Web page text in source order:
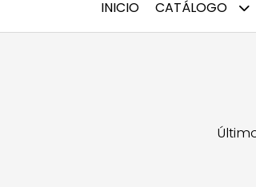
INICIO CATÁLOGO